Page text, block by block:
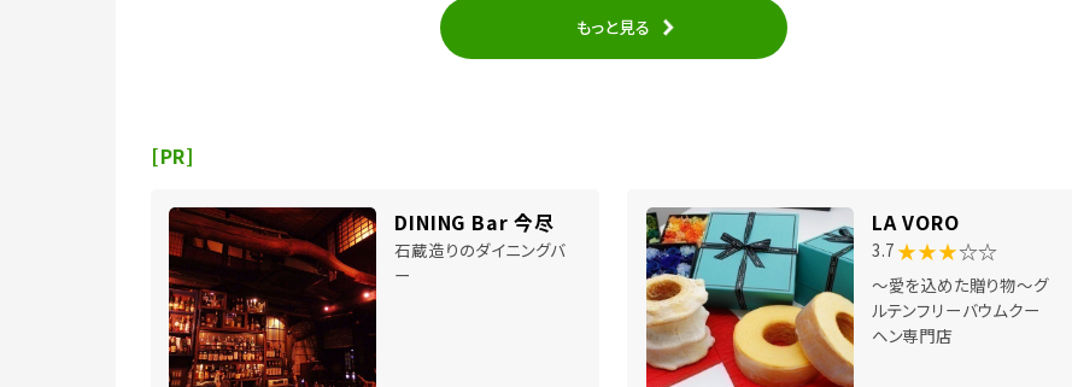
もっと見る
[PR]
DINING Bar 今尽
石蔵造りのダイニングバ
ー
LA VORO
3.7 ★★★☆☆
～愛を込めた贈り物～グ
ルテンフリーバウムクー
ヘン専門店